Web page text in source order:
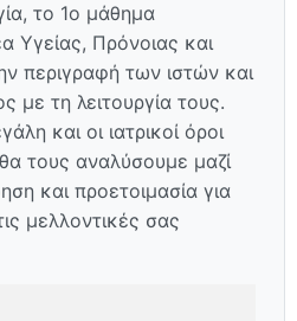
το 1ο μάθημα
Υγείας, Πρόνοιας και
περιγραφή των ιστών και
τη λειτουργία τους.
και οι ιατρικοί όροι
τους αναλύσουμε μαζί
και προετοιμασία για
μελλοντικές σας